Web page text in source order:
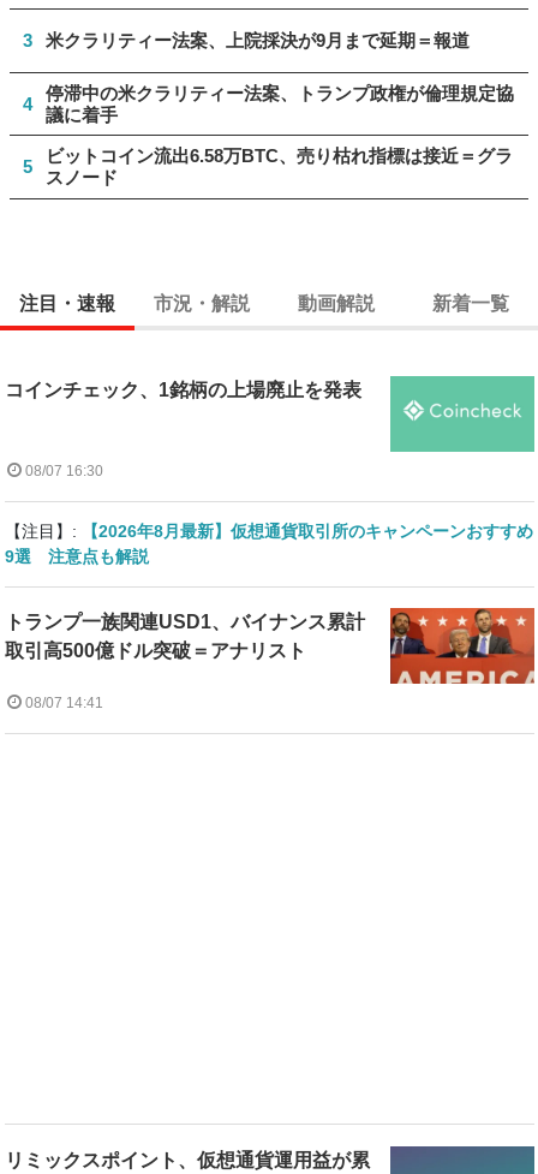
3 米クラリティー法案、上院採決が9月まで延期＝報道
4
停滞中の米クラリティー法案、トランプ政権が倫理規定協
議に着手
5
ビットコイン流出6.58万BTC、売り枯れ指標は接近＝グラ
スノード
注目・速報 市況・解説 動画解説 新着一覧
コインチェック、1銘柄の上場廃止を発表
08/07 16:30
【注目】:
【2026年8月最新】仮想通貨取引所のキャンペーンおすすめ
9選 注意点も解説
トランプ一族関連USD1、バイナンス累計
取引高500億ドル突破＝アナリスト
08/07 14:41
リミックスポイント、仮想通貨運用益が累